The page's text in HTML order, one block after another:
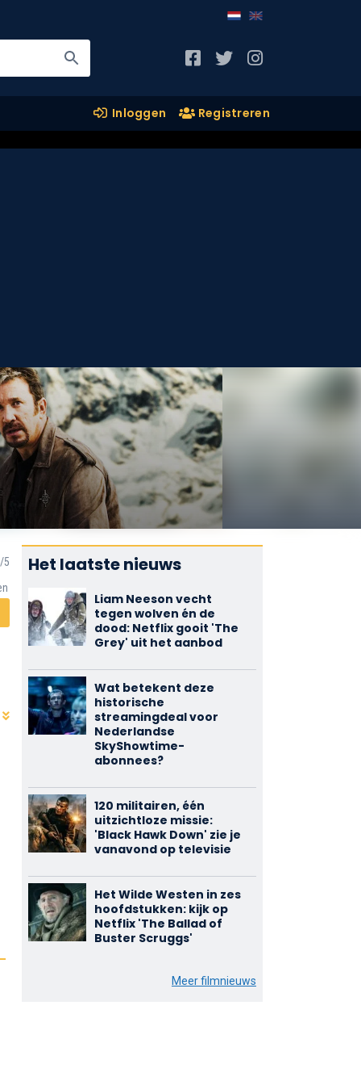
Inloggen Registreren
Het laatste nieuws
Liam Neeson vecht
tegen wolven én de
dood: Netflix gooit 'The
Grey' uit het aanbod
Wat betekent deze
historische
streamingdeal voor
Nederlandse
SkyShowtime-
abonnees?
120 militairen, één
uitzichtloze missie:
'Black Hawk Down' zie je
vanavond op televisie
Het Wilde Westen in zes
hoofdstukken: kijk op
Netflix 'The Ballad of
Buster Scruggs'
Meer filmnieuws